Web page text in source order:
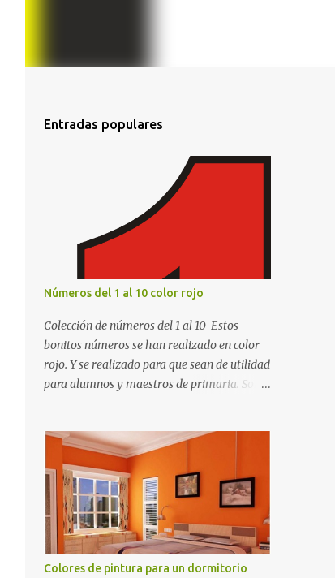
Entradas populares
Números del 1 al 10 color rojo
Colección de números del 1 al 10 Estos
bonitos números se han realizado en color
rojo. Y se realizado para que sean de utilidad
para alumnos y maestros de primaria. Son
de recortar y se pueden utilizar en variedad
de cosas como ser recortes para tareas
escolares, para hacer juegos infantiles
matemáticos, para decorar los cumpleaños
de los niños, entre otras cosas.
Colores de pintura para un dormitorio